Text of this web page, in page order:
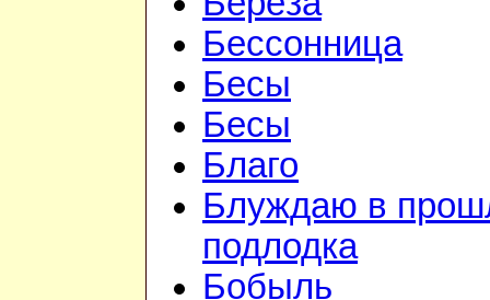
Бессонница
Бесы
Бесы
Благо
Блуждаю в
подлодка
Бобыль